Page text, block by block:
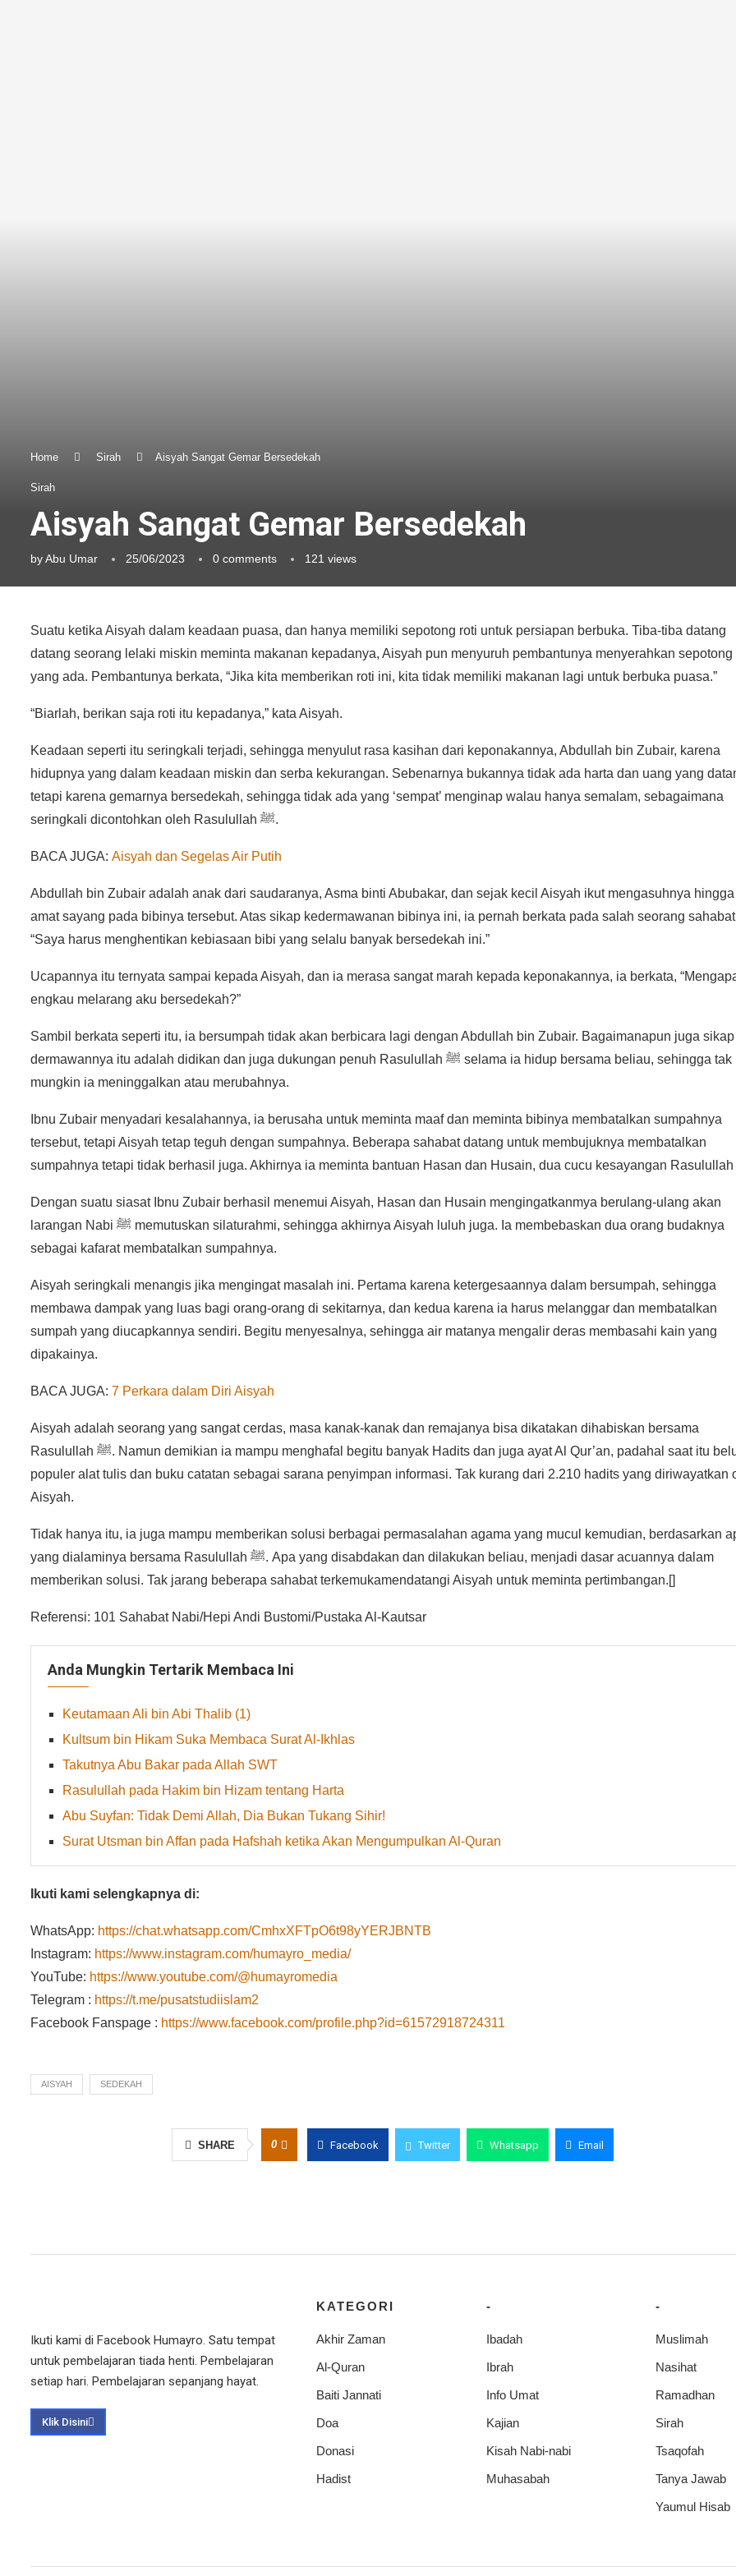
Home Sirah Aisyah Sangat Gemar Bersedekah
Sirah
Aisyah Sangat Gemar Bersedekah
byAbu Umar 25/06/2023 0 comments 121 views
Suatu ketika Aisyah dalam keadaan puasa, dan hanya memiliki sepotong roti untuk persiapan berbuka. Tiba-tiba datang
datang seorang lelaki miskin meminta makanan kepadanya, Aisyah pun menyuruh pembantunya menyerahkan sepotong
yang ada. Pembantunya berkata, “Jika kita memberikan roti ini, kita tidak memiliki makanan lagi untuk berbuka puasa.”
“Biarlah, berikan saja roti itu kepadanya,” kata Aisyah.
Keadaan seperti itu seringkali terjadi, sehingga menyulut rasa kasihan dari keponakannya, Abdullah bin Zubair, karena
hidupnya yang dalam keadaan miskin dan serba kekurangan. Sebenarnya bukannya tidak ada harta dan uang yang
tetapi karena gemarnya bersedekah, sehingga tidak ada yang ‘sempat’ menginap walau hanya semalam, sebagaimana
seringkali dicontohkan oleh Rasulullah ﷺ.
BACA JUGA: Aisyah dan Segelas Air Putih
Abdullah bin Zubair adalah anak dari saudaranya, Asma binti Abubakar, dan sejak kecil Aisyah ikut mengasuhnya
amat sayang pada bibinya tersebut. Atas sikap kedermawanan bibinya ini, ia pernah berkata pada salah seorang
“Saya harus menghentikan kebiasaan bibi yang selalu banyak bersedekah ini.”
Ucapannya itu ternyata sampai kepada Aisyah, dan ia merasa sangat marah kepada keponakannya, ia berkata,
engkau melarang aku bersedekah?”
Sambil berkata seperti itu, ia bersumpah tidak akan berbicara lagi dengan Abdullah bin Zubair. Bagaimanapun juga sikap
dermawannya itu adalah didikan dan juga dukungan penuh Rasulullah ﷺ selama ia hidup bersama beliau, sehingga tak
mungkin ia meninggalkan atau merubahnya.
Ibnu Zubair menyadari kesalahannya, ia berusaha untuk meminta maaf dan meminta bibinya membatalkan sumpahnya
tersebut, tetapi Aisyah tetap teguh dengan sumpahnya. Beberapa sahabat datang untuk membujuknya membatalkan
Dengan suatu siasat Ibnu Zubair berhasil menemui Aisyah, Hasan dan Husain mengingatkanmya berulang-ulang akan
larangan Nabi ﷺ memutuskan silaturahmi, sehingga akhirnya Aisyah luluh juga. Ia membebaskan dua orang budaknya
sebagai kafarat membatalkan sumpahnya.
Aisyah seringkali menangis jika mengingat masalah ini. Pertama karena ketergesaannya dalam bersumpah, sehingga
membawa dampak yang luas bagi orang-orang di sekitarnya, dan kedua karena ia harus melanggar dan membatalkan
sumpah yang diucapkannya sendiri. Begitu menyesalnya, sehingga air matanya mengalir deras membasahi kain yang
dipakainya.
BACA JUGA: 7 Perkara dalam Diri Aisyah
Aisyah adalah seorang yang sangat cerdas, masa kanak-kanak dan remajanya bisa dikatakan dihabiskan bersama
Rasulullah ﷺ. Namun demikian ia mampu menghafal begitu banyak Hadits dan juga ayat Al Qur’an, padahal saat itu belum
populer alat tulis dan buku catatan sebagai sarana penyimpan informasi. Tak kurang dari 2.210 hadits yang diriwayatkan
Aisyah.
Tidak hanya itu, ia juga mampu memberikan solusi berbagai permasalahan agama yang mucul kemudian, berdasarkan
yang dialaminya bersama Rasulullah ﷺ. Apa yang disabdakan dan dilakukan beliau, menjadi dasar acuannya dalam
memberikan solusi. Tak jarang beberapa sahabat terkemukamendatangi Aisyah untuk meminta pertimbangan.[]
Referensi: 101 Sahabat Nabi/Hepi Andi Bustomi/Pustaka Al-Kautsar
Anda Mungkin Tertarik Membaca Ini
Keutamaan Ali bin Abi Thalib (1)
Kultsum bin Hikam Suka Membaca Surat Al-Ikhlas
Takutnya Abu Bakar pada Allah SWT
Rasulullah pada Hakim bin Hizam tentang Harta
Abu Suyfan: Tidak Demi Allah, Dia Bukan Tukang Sihir!
Surat Utsman bin Affan pada Hafshah ketika Akan Mengumpulkan Al-Quran
Ikuti kami selengkapnya di:
WhatsApp: https://chat.whatsapp.com/CmhxXFTpO6t98yYERJBNTB
Instagram: https://www.instagram.com/humayro_media/
YouTube: https://www.youtube.com/@humayromedia
Telegram : https://t.me/pusatstudiislam2
Facebook Fanspage : https://www.facebook.com/profile.php?id=61572918724311
AISYAH SEDEKAH
SHARE 0 Facebook Twitter Whatsapp Email
Ikuti kami di Facebook Humayro. Satu tempat
untuk pembelajaran tiada henti. Pembelajaran
setiap hari. Pembelajaran sepanjang hayat.
Klik Disini
KATEGORI
Akhir Zaman
Al-Quran
Baiti Jannati
Doa
Donasi
Hadist
-
Ibadah
Ibrah
Info Umat
Kajian
Kisah Nabi-nabi
Muhasabah
-
Muslimah
Nasihat
Ramadhan
Sirah
Tsaqofah
Tanya Jawab
Yaumul Hisab